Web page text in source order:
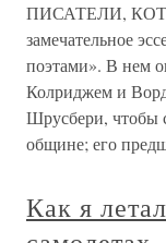
ПИСАТЕЛИ,
замечательное
поэтами». В нем
Колриджем и
Шрусбери, чтобы
общине; его
Как я